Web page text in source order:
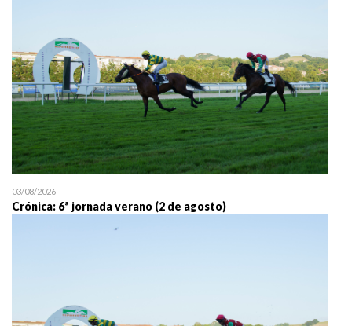
03/08/2026
Crónica: 6ª jornada verano (2 de agosto)